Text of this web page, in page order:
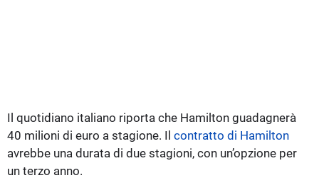
Il quotidiano italiano riporta che Hamilton guadagnerà
40 milioni di euro a stagione. Il contratto di Hamilton
avrebbe una durata di due stagioni, con un’opzione per
un terzo anno.